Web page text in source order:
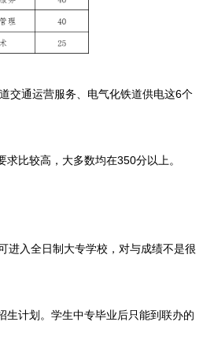
交通运营服务、电气化铁道供电这6个
比较高，大多数均在350分以上。
入全日制大专学校，对与成绩不是很
计划。学生中专毕业后只能到联办的